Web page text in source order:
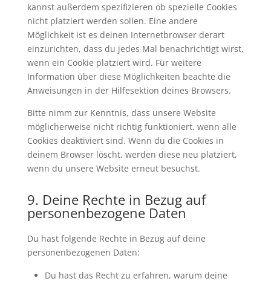
kannst außerdem spezifizieren ob spezielle Cookies
nicht platziert werden sollen. Eine andere
Möglichkeit ist es deinen Internetbrowser derart
einzurichten, dass du jedes Mal benachrichtigt wirst,
wenn ein Cookie platziert wird. Für weitere
Information über diese Möglichkeiten beachte die
Anweisungen in der Hilfesektion deines Browsers.
Bitte nimm zur Kenntnis, dass unsere Website
möglicherweise nicht richtig funktioniert, wenn alle
Cookies deaktiviert sind. Wenn du die Cookies in
deinem Browser löscht, werden diese neu platziert,
wenn du unsere Website erneut besuchst.
9. Deine Rechte in Bezug auf
personenbezogene Daten
Du hast folgende Rechte in Bezug auf deine
personenbezogenen Daten:
Du hast das Recht zu erfahren, warum deine